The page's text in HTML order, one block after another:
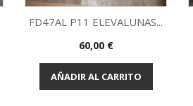
Vista rápida
FD47AL P11 ELEVALUNAS...
Precio
60,00 €
AÑADIR AL CARRITO